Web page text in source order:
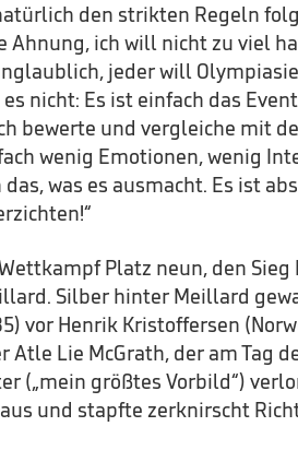
den strikten Regeln
Ahnung, ich will nicht zu viel
jeder will
nicht: Es ist einfach das
bewerte und vergleiche mit
wenig Emotionen, wenig
was es ausmacht. Es ist
Platz neun, den
Silber hinter Meillard
vor Henrik Kristoffersen
Atle Lie McGrath, der am Tag
(„mein größtes Vorbild“)
und stapfte zerknirscht